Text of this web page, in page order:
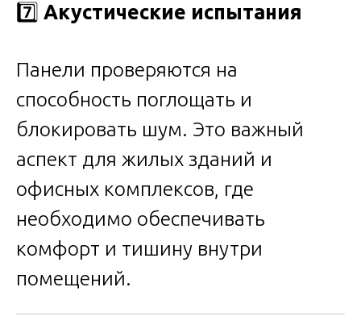
7️⃣ Акустические испытания
Панели проверяются на
способность поглощать и
блокировать шум. Это важный
аспект для жилых зданий и
офисных комплексов, где
необходимо обеспечивать
комфорт и тишину внутри
помещений.